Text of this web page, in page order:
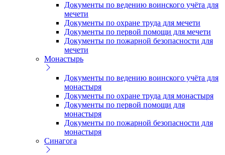
Документы по ведению воинского учёта для
мечети
Документы по охране труда для мечети
Документы по первой помощи для мечети
Документы по пожарной безопасности для
мечети
Монастырь
Документы по ведению воинского учёта для
монастыря
Документы по охране труда для монастыря
Документы по первой помощи для
монастыря
Документы по пожарной безопасности для
монастыря
Синагога